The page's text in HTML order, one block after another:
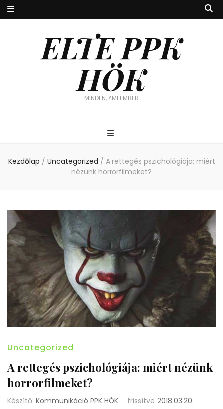
ELTE PPK
HÖK
MINDEN, AMI EMBER
Kezdőlap / Uncategorized / A rettegés pszichológiája: miért
nézünk horrorfilmeket?
Uncategorized
A rettegés pszichológiája: miért nézünk
horrorfilmeket?
Készítő: Kommunikáció PPK HÖK frissítve 2018.03.20.